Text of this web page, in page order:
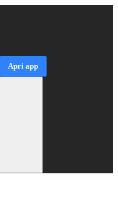
Apri app